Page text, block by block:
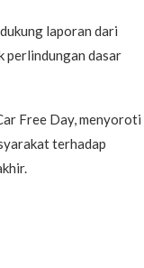
laporan dari
perlindungan dasar
Free Day, menyoroti
terhadap